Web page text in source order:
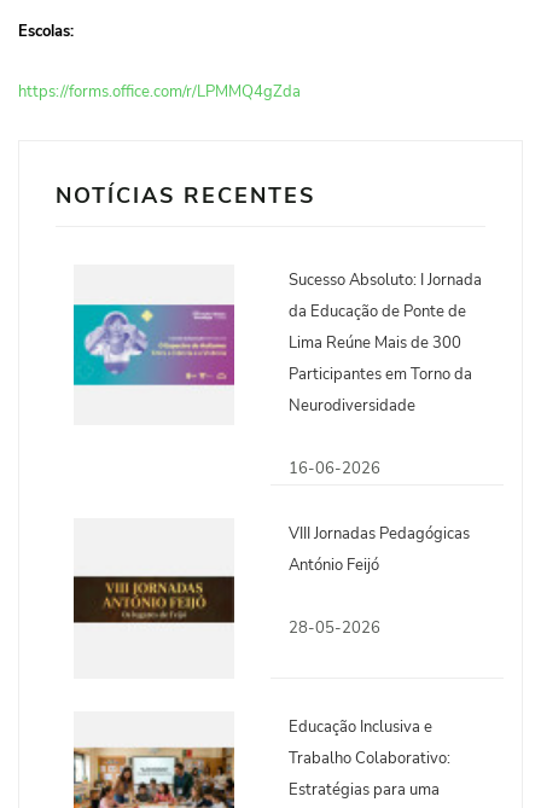
Escolas:
https://forms.office.com/r/LPMMQ4gZda
NOTÍCIAS RECENTES
Sucesso Absoluto: I Jornada
da Educação de Ponte de
Lima Reúne Mais de 300
Participantes em Torno da
Neurodiversidade
16-06-2026
VIII Jornadas Pedagógicas
António Feijó
28-05-2026
Educação Inclusiva e
Trabalho Colaborativo:
Estratégias para uma